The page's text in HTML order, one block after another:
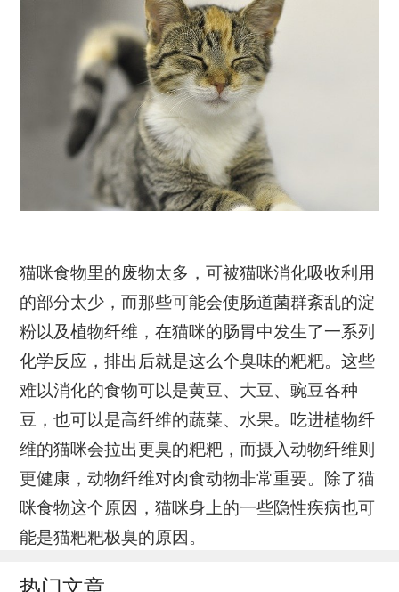
猫咪食物里的废物太多，可被猫咪消化吸收利用
的部分太少，而那些可能会使肠道菌群紊乱的淀
粉以及植物纤维，在猫咪的肠胃中发生了一系列
化学反应，排出后就是这么个臭味的粑粑。这些
难以消化的食物可以是黄豆、大豆、豌豆各种
豆，也可以是高纤维的蔬菜、水果。吃进植物纤
维的猫咪会拉出更臭的粑粑，而摄入动物纤维则
更健康，动物纤维对肉食动物非常重要。除了猫
咪食物这个原因，猫咪身上的一些隐性疾病也可
能是猫粑粑极臭的原因。